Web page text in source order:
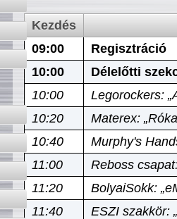
Kezdés
09:00
Regisztráció
10:00
Délelőtti
10:00
Legorockers:
10:20
Materex:
10:40
Murphy's
11:00
Reboss
11:20
BolyaiSokk:
11:40
ESZI szakkör: